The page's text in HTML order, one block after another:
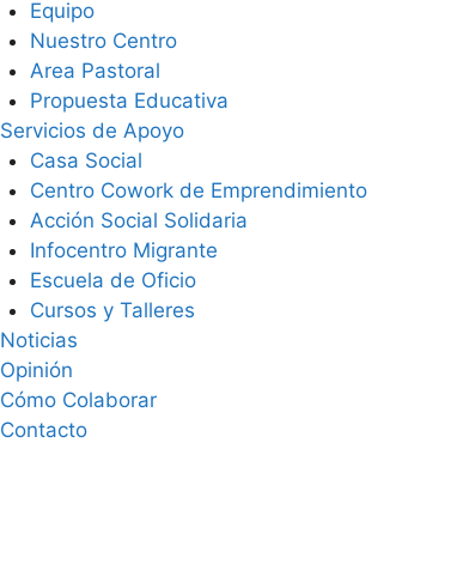
Equipo
Nuestro Centro
Area Pastoral
Propuesta Educativa
Servicios de Apoyo
Casa Social
Centro Cowork de Emprendimiento
Acción Social Solidaria
Infocentro Migrante
Escuela de Oficio
Cursos y Talleres
Noticias
Opinión
Cómo Colaborar
Contacto